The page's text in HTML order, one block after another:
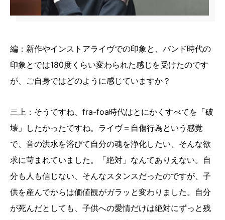
編：新作やインストアライヴでの印象と、バンド時代の
印象とでは180度くらい変わられた感じを受けたのです
が、ご自身ではどのように感じていますか？
三上：そうですね、fra-foa時代はとにかくすべてを「破
壊」したかったですね。ライヴ＝自傷行為という感覚
で、音の洪水を浴びて自分の魂を浄化したい、そんな欲
求に苛まれていました。「絶対」なんてありえない。自
分も人も信じない、そんなスタンスだったのですが、子
供を産んでからは価値観がガラッと変わりました。自分
が死んだとしても、子供への愛情だけは絶対にずっと残